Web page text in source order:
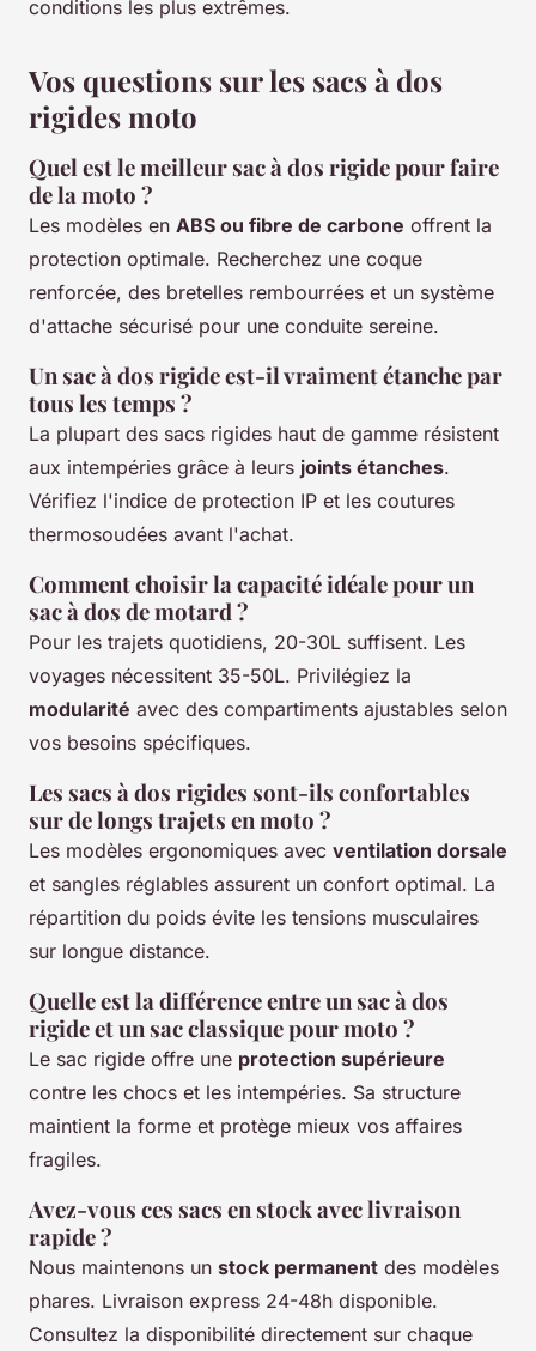
conditions les plus extrêmes.
Vos questions sur les sacs à dos
rigides moto
Quel est le meilleur sac à dos rigide pour faire
de la moto ?
Les modèles en ABS ou fibre de carbone offrent la
protection optimale. Recherchez une coque
renforcée, des bretelles rembourrées et un système
d'attache sécurisé pour une conduite sereine.
Un sac à dos rigide est-il vraiment étanche par
tous les temps ?
La plupart des sacs rigides haut de gamme résistent
aux intempéries grâce à leurs joints étanches.
Vérifiez l'indice de protection IP et les coutures
thermosoudées avant l'achat.
Comment choisir la capacité idéale pour un
sac à dos de motard ?
Pour les trajets quotidiens, 20-30L suffisent. Les
voyages nécessitent 35-50L. Privilégiez la
modularité avec des compartiments ajustables selon
vos besoins spécifiques.
Les sacs à dos rigides sont-ils confortables
sur de longs trajets en moto ?
Les modèles ergonomiques avec ventilation dorsale
et sangles réglables assurent un confort optimal. La
répartition du poids évite les tensions musculaires
sur longue distance.
Quelle est la différence entre un sac à dos
rigide et un sac classique pour moto ?
Le sac rigide offre une protection supérieure
contre les chocs et les intempéries. Sa structure
maintient la forme et protège mieux vos affaires
fragiles.
Avez-vous ces sacs en stock avec livraison
rapide ?
Nous maintenons un stock permanent des modèles
phares. Livraison express 24-48h disponible.
Consultez la disponibilité directement sur chaque